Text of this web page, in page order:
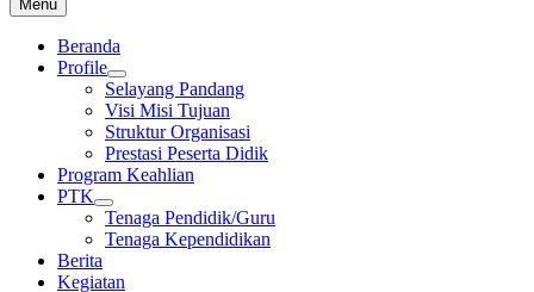
Menu
Beranda
Profile
Selayang Pandang
Visi Misi Tujuan
Struktur Organisasi
Prestasi Peserta Didik
Program Keahlian
PTK
Tenaga Pendidik/Guru
Tenaga Kependidikan
Berita
Kegiatan